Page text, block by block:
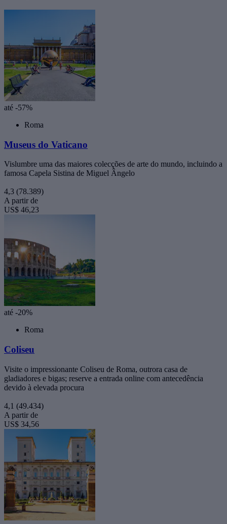
até -57%
Roma
Museus do Vaticano
Vislumbre uma das maiores colecções de arte do mundo, incluindo a
famosa Capela Sistina de Miguel Ângelo
4,3 (78.389)
A partir de
US$ 46,23
até -20%
Roma
Coliseu
Visite o impressionante Coliseu de Roma, outrora casa de
gladiadores e bigas; reserve a entrada online com antecedência
devido à elevada procura
4,1 (49.434)
A partir de
US$ 34,56